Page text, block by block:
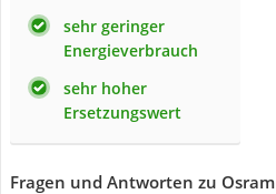
sehr geringer
Energieverbrauch
sehr hoher
Ersetzungswert
Fragen und Antworten zu Osram